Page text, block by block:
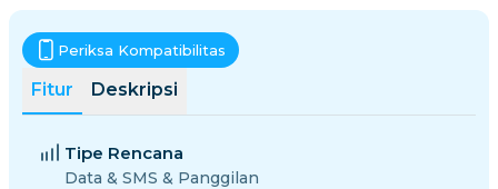
Fitur Deskripsi
Periksa Kompatibilitas
Tipe Rencana
Data & SMS & Panggilan